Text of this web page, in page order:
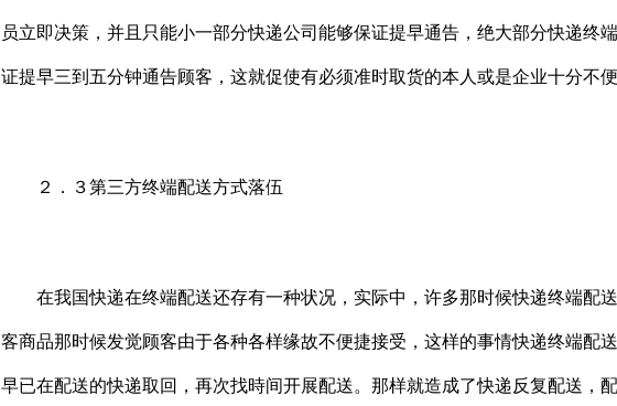
员立即决策，并且只能小一部分快递公司能够保证提早通告，绝大部分快递终
证提早三到五分钟通告顾客，这就促使有必须准时取货的本人或是企业十分不便
２．３第三方终端配送方式落伍
在我国快递在终端配送还存有一种状况，实际中，许多那时候快递终端配
客商品那时候发觉顾客由于各种各样缘故不便捷接受，这样的事情快递终端配
早已在配送的快递取回，再次找時间开展配送。那样就造成了快递反复配送，